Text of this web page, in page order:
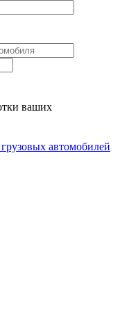
ваших
автомобилей